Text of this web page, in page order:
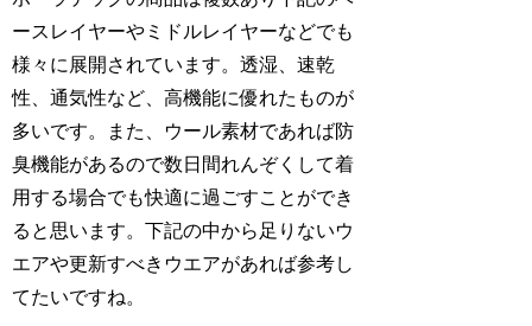
ースレイヤーやミドルレイヤーなどでも
様々に展開されています。透湿、速乾
性、通気性など、高機能に優れたものが
多いです。また、ウール素材であれば防
臭機能があるので数日間れんぞくして着
用する場合でも快適に過ごすことができ
ると思います。下記の中から足りないウ
エアや更新すべきウエアがあれば参考し
てたいですね。